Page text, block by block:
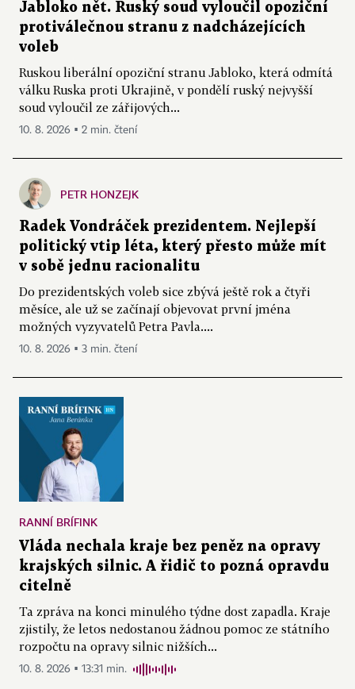
Jabloko nět. Ruský soud vyloučil opoziční
protiválečnou stranu z nadcházejících
voleb
Ruskou liberální opoziční stranu Jabloko, která odmítá
válku Ruska proti Ukrajině, v pondělí ruský nejvyšší
soud vyloučil ze zářijových...
10. 8. 2026 ▪ 2 min. čtení
PETR HONZEJK
Radek Vondráček prezidentem. Nejlepší
politický vtip léta, který přesto může mít
v sobě jednu racionalitu
Do prezidentských voleb sice zbývá ještě rok a čtyři
měsíce, ale už se začínají objevovat první jména
možných vyzyvatelů Petra Pavla....
10. 8. 2026 ▪ 3 min. čtení
RANNÍ BRÍFINK
Vláda nechala kraje bez peněz na opravy
krajských silnic. A řidič to pozná opravdu
citelně
Ta zpráva na konci minulého týdne dost zapadla. Kraje
zjistily, že letos nedostanou žádnou pomoc ze státního
rozpočtu na opravy silnic nižších...
10. 8. 2026 ▪ 13:31 min.